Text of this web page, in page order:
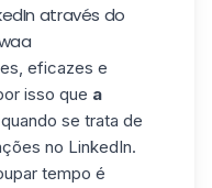
através do
eficazes e
isso que a
se trata de
no LinkedIn.
tempo é